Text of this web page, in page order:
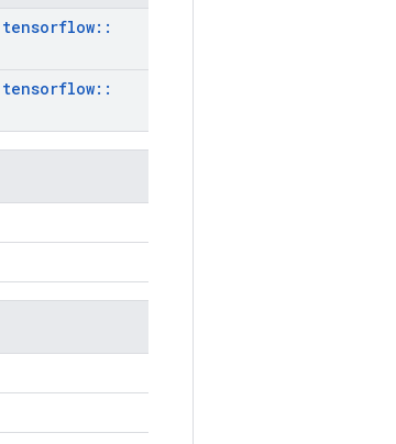
tensorflow::
tensorflow::